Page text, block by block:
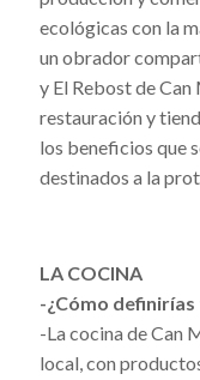
ecológicas con la
un obrador
y El Rebost de
restauración y
los beneficios que
destinados a la
LA COCINA
-¿Cómo definirías
-La cocina de Can
local, con